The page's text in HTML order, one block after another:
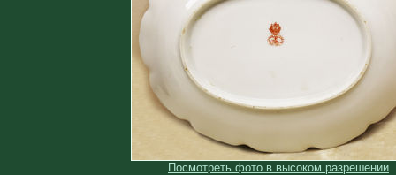
Посмотреть фото в высоком разрешении